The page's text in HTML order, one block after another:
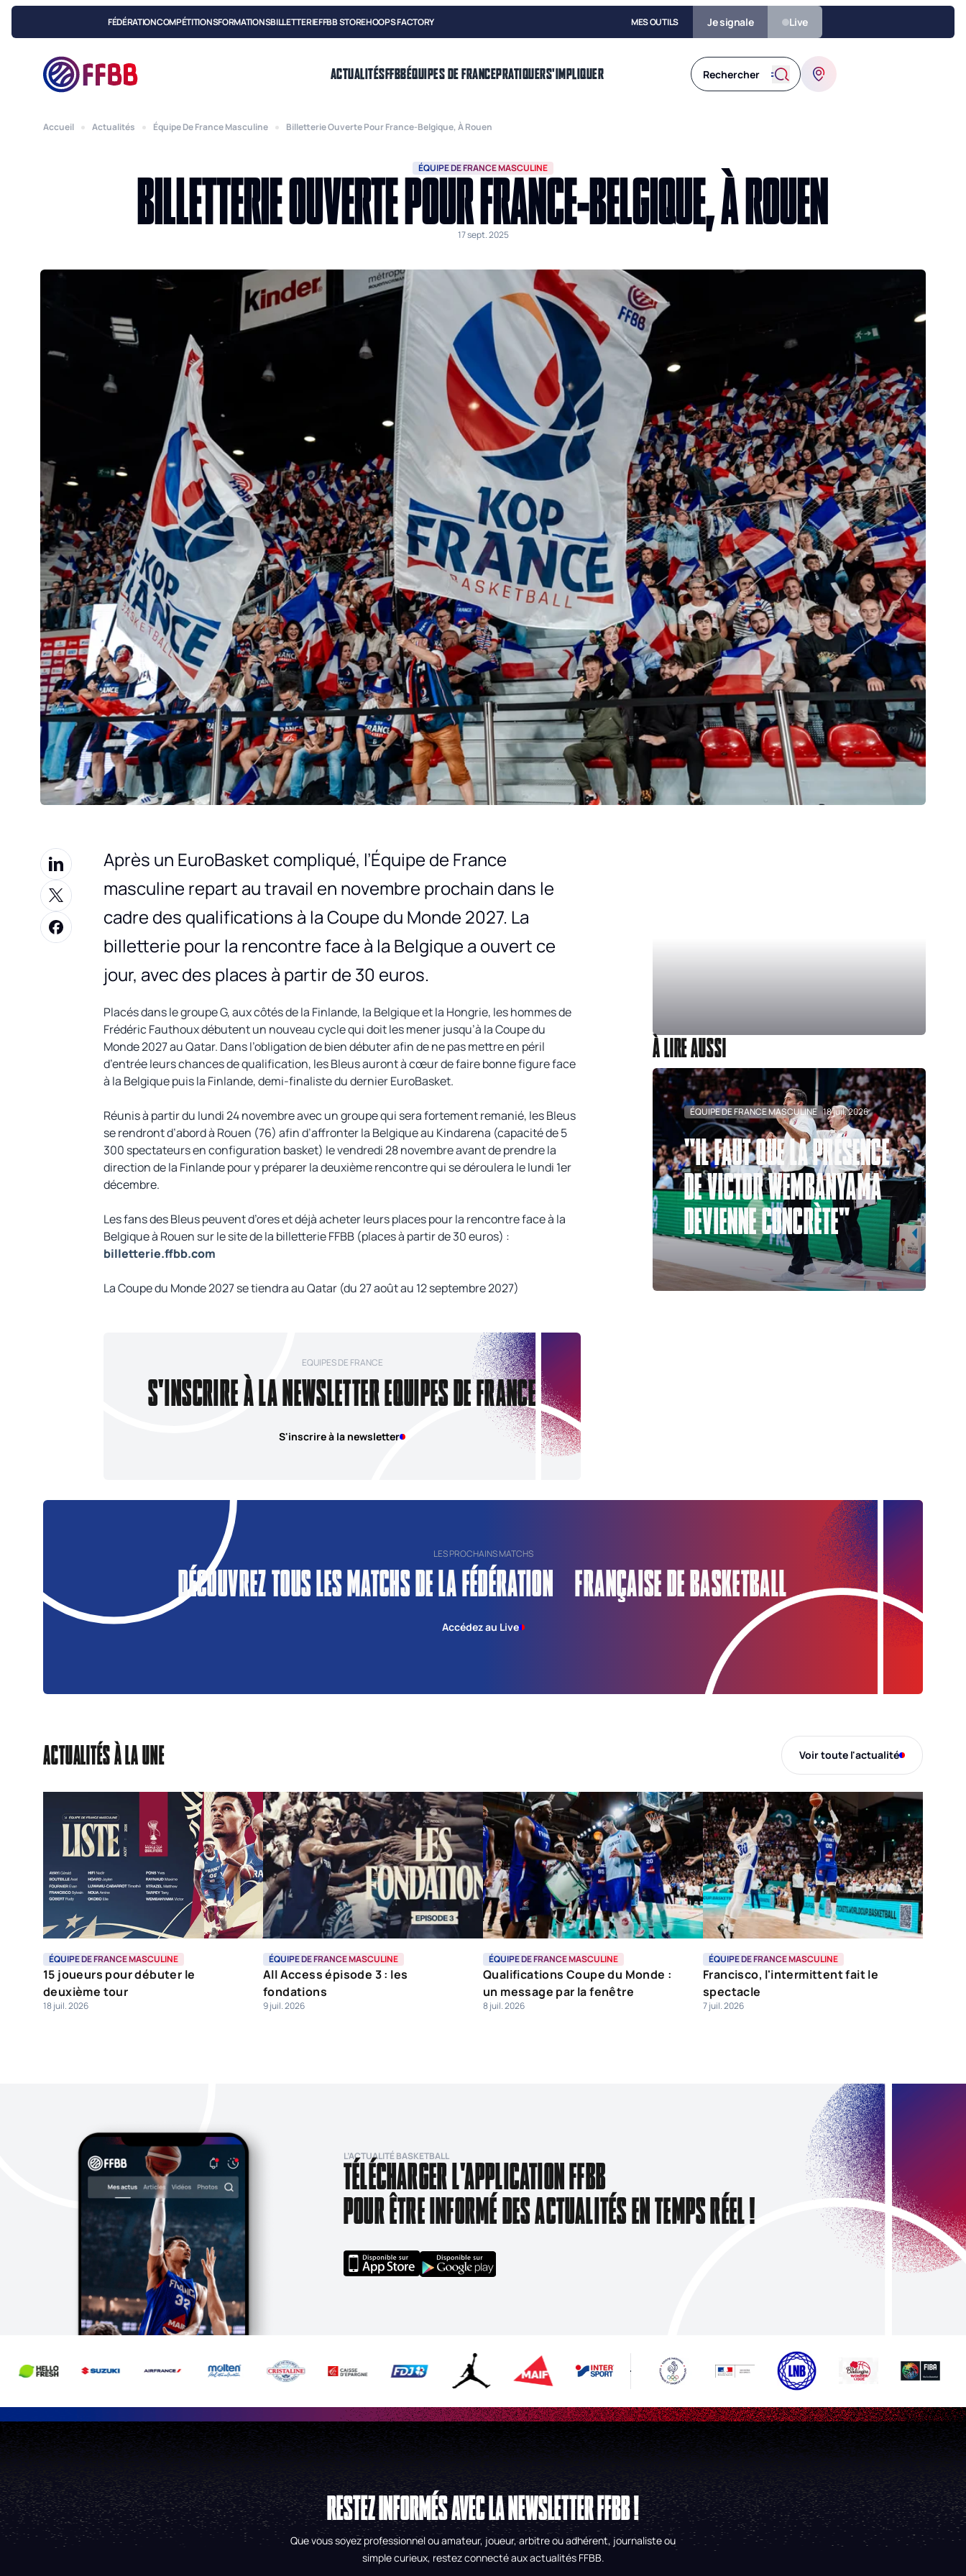
FÉDÉRATIONCOMPÉTITIONSFORMATIONSBILLETTERIEFFBB STOREHOOPS FACTORY MES OUTILS Je signale Live
ACTUALITÉSFFBBÉQUIPES DE FRANCEPRATIQUERS'IMPLIQUER
Accueil Actualités Équipe De France Masculine Billetterie Ouverte Pour France-Belgique, À Rouen
ÉQUIPE DE FRANCE MASCULINE
BILLETTERIE OUVERTE POUR FRANCE-BELGIQUE, À ROUEN
17 sept. 2025
Après un EuroBasket compliqué, l’Équipe de France
masculine repart au travail en novembre prochain dans le
cadre des qualifications à la Coupe du Monde 2027. La
billetterie pour la rencontre face à la Belgique a ouvert ce
jour, avec des places à partir de 30 euros.
Placés dans le groupe G, aux côtés de la Finlande, la Belgique et la Hongrie, les hommes de
Frédéric Fauthoux débutent un nouveau cycle qui doit les mener jusqu’à la Coupe du
Monde 2027 au Qatar. Dans l’obligation de bien débuter afin de ne pas mettre en péril
d’entrée leurs chances de qualification, les Bleus auront à cœur de faire bonne figure face
à la Belgique puis la Finlande, demi-finaliste du dernier EuroBasket.
Réunis à partir du lundi 24 novembre avec un groupe qui sera fortement remanié, les Bleus
se rendront d’abord à Rouen (76) afin d’affronter la Belgique au Kindarena (capacité de 5
300 spectateurs en configuration basket) le vendredi 28 novembre avant de prendre la
direction de la Finlande pour y préparer la deuxième rencontre qui se déroulera le lundi 1er
décembre.
Les fans des Bleus peuvent d’ores et déjà acheter leurs places pour la rencontre face à la
Belgique à Rouen sur le site de la billetterie FFBB (places à partir de 30 euros) :
billetterie.ffbb.com
La Coupe du Monde 2027 se tiendra au Qatar (du 27 août au 12 septembre 2027)
EQUIPES DE FRANCE
S'INSCRIRE À LA NEWSLETTER EQUIPES DE FRANCE
S'inscrire à la newsletter
À LIRE AUSSI
ÉQUIPE DE FRANCE MASCULINE 18 juil. 2026
"IL FAUT QUE LA PRÉSENCE
DE VICTOR WEMBANYAMA
DEVIENNE CONCRÈTE"
LES PROCHAINS MATCHS
DÉCOUVREZ TOUS LES MATCHS DE LA FÉDÉRATION FRANÇAISE DE BASKETBALL
Accédez au Live
ACTUALITÉS À LA UNE Voir toute l'actualité
ÉQUIPE DE FRANCE MASCULINE
15 joueurs pour débuter le
deuxième tour
18 juil. 2026
ÉQUIPE DE FRANCE MASCULINE
All Access épisode 3 : les
fondations
9 juil. 2026
ÉQUIPE DE FRANCE MASCULINE
Qualifications Coupe du Monde :
un message par la fenêtre
8 juil. 2026
ÉQUIPE DE FRANCE MASCULINE
Francisco, l'intermittent fait le
spectacle
7 juil. 2026
L’ACTUALITÉ BASKETBALL
TÉLÉCHARGER L'APPLICATION FFBB
POUR ÊTRE INFORMÉ DES ACTUALITÉS EN TEMPS RÉEL !
RESTEZ INFORMÉS AVEC LA NEWSLETTER FFBB !
Que vous soyez professionnel ou amateur, joueur, arbitre ou adhérent, journaliste ou
simple curieux, restez connecté aux actualités FFBB.